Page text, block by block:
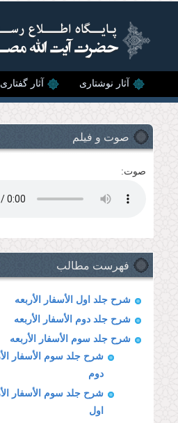
آثار نوشتاری آثار گفتاری
صوت و فیلم
صوت:
فهرست مطالب
شرح جلد اول الأسفار الأربعه
شرح جلد دوم الأسفار الأربعه
شرح جلد سوم الأسفار الأربعه
شرح جلد سوم الأسفار
دوم
شرح جلد سوم الأسفار
اول